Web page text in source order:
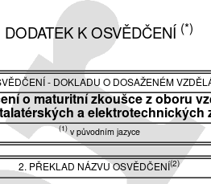
DODATEK K OSVĚDČENÍ (*)
- DOKLADU O DOSAŽENÉM
o maturitní zkoušce z oboru
a elektrotechnických
(1)v původním jazyce
2. PŘEKLAD NÁZVU OSVĚDČENÍ (2)